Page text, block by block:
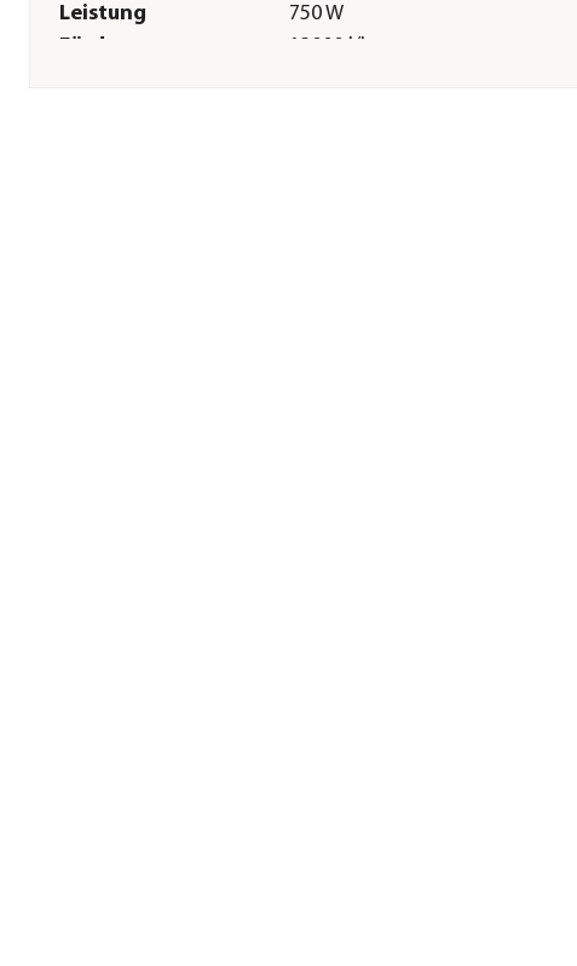
Leistung
750 W
Fördermenge
13000 l/h